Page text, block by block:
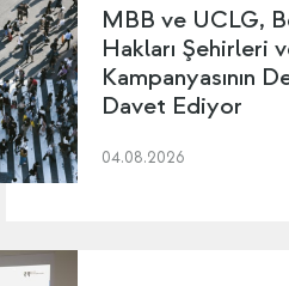
MBB ve UCLG,
Hakları Şehirleri
Kampanyasının
Davet Ediyor
04.08.2026